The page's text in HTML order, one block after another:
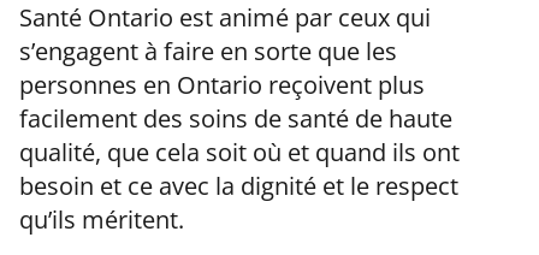
Santé Ontario est animé par ceux qui
s’engagent à faire en sorte que les
personnes en Ontario reçoivent plus
facilement des soins de santé de haute
qualité, que cela soit où et quand ils ont
besoin et ce avec la dignité et le respect
qu’ils méritent.